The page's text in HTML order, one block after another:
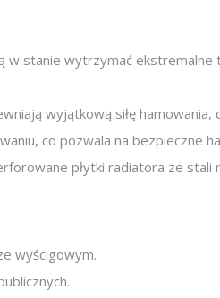
w stanie wytrzymać
wyjątkową siłę
co pozwala na bezpieczne
płytki radiatora ze stali
wyścigowym.